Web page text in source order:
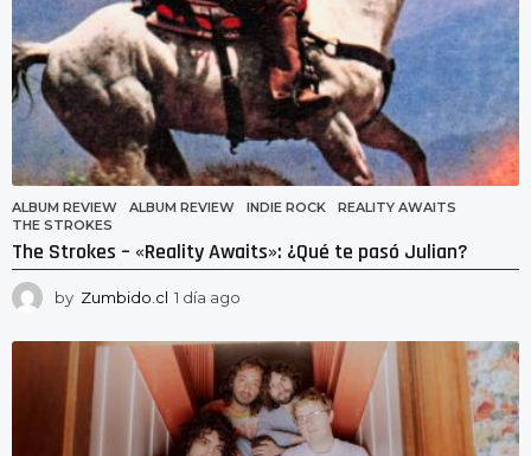
ALBUM REVIEW ALBUM REVIEW ,INDIE ROCK ,REALITY AWAITS
THE STROKES
The Strokes – «Reality Awaits»: ¿Qué te pasó Julian?
by Zumbido.cl 1 día ago
í
a
a
g
o